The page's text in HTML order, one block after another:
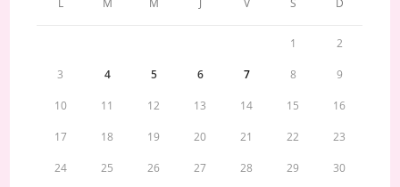
L M M J V S D
1 2
3 4 5 6 7 8 9
10 11 12 13 14 15 16
17 18 19 20 21 22 23
24 25 26 27 28 29 30